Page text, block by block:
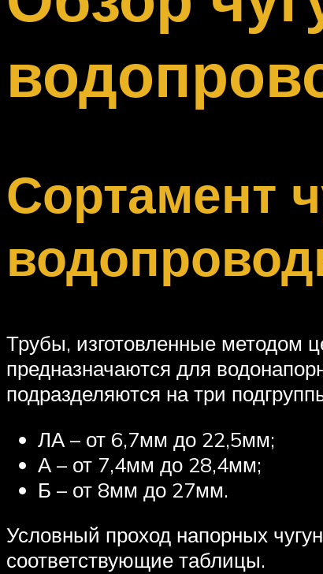
Сортамент
Трубы, изготовленные методом
предназначаются для
подразделяются на три
ЛА – от 6,7мм до 22,5мм;
А – от 7,4мм до 28,4мм;
Б – от 8мм до 27мм.
Условный проход напорных
соответствующие таблицы.